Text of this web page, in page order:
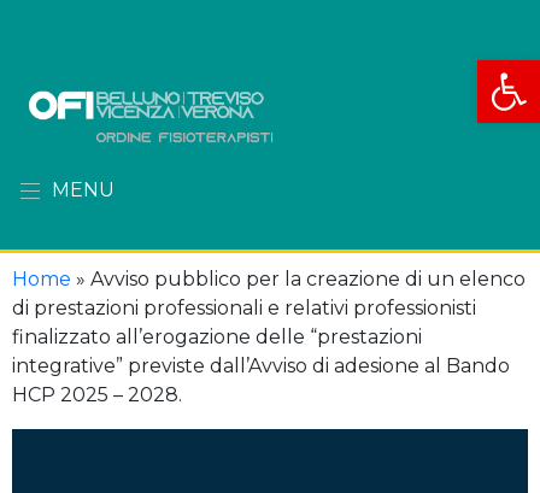
Apri
MENU
Home » Avviso pubblico per la creazione di un elenco
di prestazioni professionali e relativi professionisti
finalizzato all’erogazione delle “prestazioni
integrative” previste dall’Avviso di adesione al Bando
HCP 2025 – 2028.